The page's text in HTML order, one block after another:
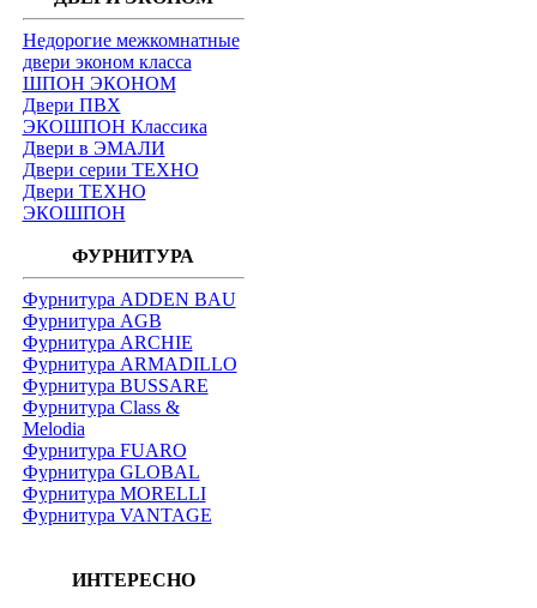
Недорогие межкомнатные
двери эконом класса
ШПОН ЭКОНОМ
Двери ПВХ
ЭКОШПОН Классика
Двери в ЭМАЛИ
Двери серии ТЕХНО
Двери ТЕХНО
ЭКОШПОН
ФУРНИТУРА
Фурнитура ADDEN BAU
Фурнитура AGB
Фурнитура ARCHIE
Фурнитура ARMADILLO
Фурнитура BUSSARE
Фурнитура Class &
Melodia
Фурнитура FUARO
Фурнитура GLOBAL
Фурнитура MORELLI
Фурнитура VANTAGE
ИНТЕРЕСНО